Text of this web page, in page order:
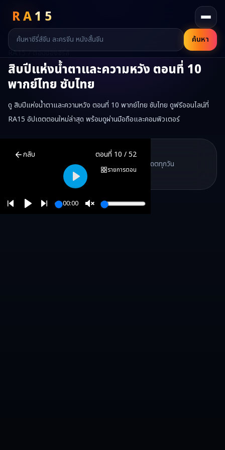
RA15
ค้นหา
RA15 / ตอนของซีรี่ส์
สิบปีแห่งน้ำตาและความหวัง ตอนที่ 10
พากย์ไทย ซับไทย
ดู สิบปีแห่งน้ำตาและความหวัง ตอนที่ 10 พากย์ไทย ซับไทย ดูฟรีออนไลน์ที่
RA15 อัปเดตตอนใหม่ล่าสุด พร้อมดูผ่านมือถือและคอมพิวเตอร์
กลับ ตอนที่ 10 /52
รายการตอน
00:00
Play
พากย์ไทย ซับไทย ดูฟรีออนไลน์
RA15 เป็นเว็บไซต์ดูซีรี่ส์จีนออนไลน์ฟรี ที่รวบรวมหนังจีน ละครจีน มิ
RA15 Drama
RA15 Drama
รวมซีรี่ส์จีน ละครสั้น หนังแนวตั้ง พากย์ไทย อัปเดตทุกวัน
RA15 Drama